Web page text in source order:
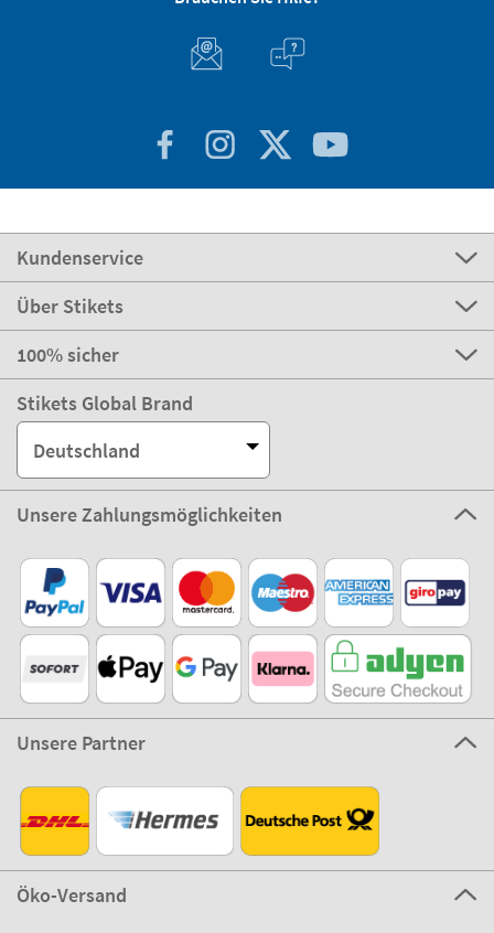
Kundenservice
Über Stikets
100% sicher
Stikets Global Brand
Deutschland
Unsere Zahlungsmöglichkeiten
Unsere Partner
Öko-Versand